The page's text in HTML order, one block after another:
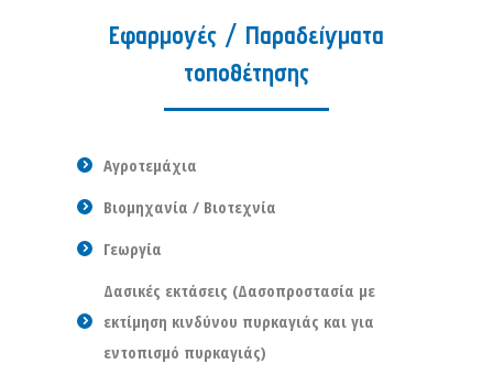
Εφαρμογές / Παραδείγματα
τοποθέτησης
Αγροτεμάχια
Βιομηχανία / Βιοτεχνία
Γεωργία
Δασικές εκτάσεις (Δασοπροστασία με
εκτίμηση κινδύνου πυρκαγιάς και για
εντοπισμό πυρκαγιάς)